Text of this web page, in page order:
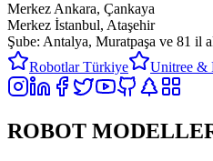
Merkez Ankara, Çankaya
Merkez İstanbul, Ataşehir
Şube: Antalya, Muratpaşa ve 81 il
Robotlar Türkiye
Unitree &
ROBOT